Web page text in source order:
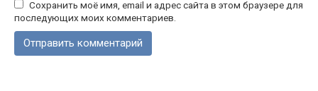
Сохранить моё имя, email и адрес сайта в этом браузере для
последующих моих комментариев.